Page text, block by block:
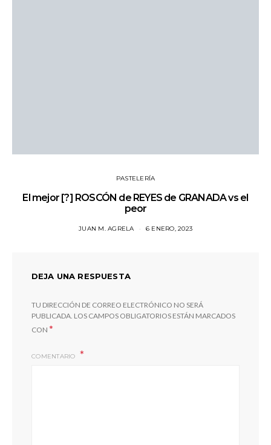
PASTELERÍA
El mejor [?] ROSCÓN de REYES de GRANADA vs el
peor
JUAN M. AGRELA 6 ENERO, 2023
DEJA UNA RESPUESTA
TU DIRECCIÓN DE CORREO ELECTRÓNICO NO SERÁ
PUBLICADA. LOS CAMPOS OBLIGATORIOS ESTÁN MARCADOS
CON *
COMENTARIO